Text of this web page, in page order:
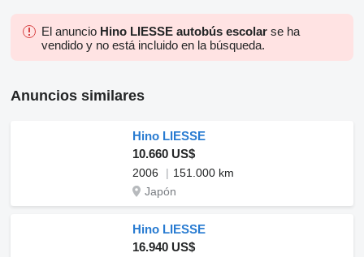
El anuncio Hino LIESSE autobús escolar se ha
vendido y no está incluido en la búsqueda.
Anuncios similares
Hino LIESSE
10.660 US$
2006
151.000 km
Japón
Hino LIESSE
16.940 US$